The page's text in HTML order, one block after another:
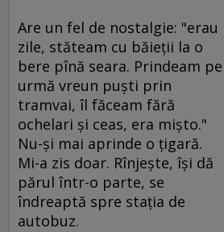
Are un fel de nostalgie: "erau
zile, stăteam cu băieţii la o
bere pînă seara. Prindeam pe
urmă vreun puşti prin
tramvai, îl făceam fără
ochelari şi ceas, era mişto."
Nu-şi mai aprinde o ţigară.
Mi-a zis doar. Rînjeşte, îşi dă
părul într-o parte, se
îndreaptă spre staţia de
autobuz.